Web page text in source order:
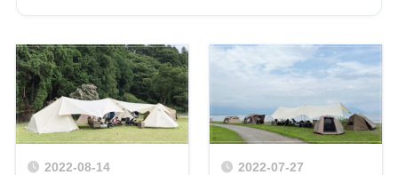
2022-08-14 2022-07-27